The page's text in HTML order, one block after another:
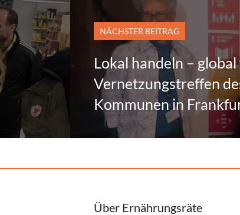
NÄCHSTER BEITRAG
Lokal handeln –
Vernetzungstreffen
Kommunen in
Über Ernährungsräte